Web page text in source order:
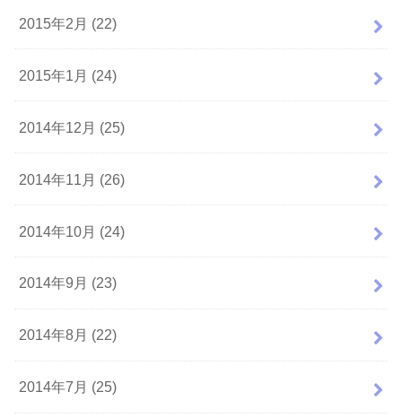
2015年2月 (22)
2015年1月 (24)
2014年12月 (25)
2014年11月 (26)
2014年10月 (24)
2014年9月 (23)
2014年8月 (22)
2014年7月 (25)